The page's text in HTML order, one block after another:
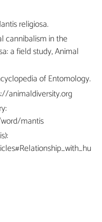
religiosa.
cannibalism in the
a field study, Animal
of Entomology.
animaldiversity.org
mantis